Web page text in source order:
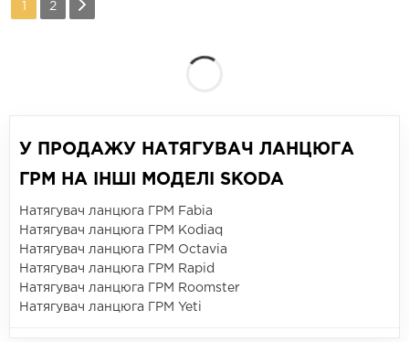
1 2
У ПРОДАЖУ НАТЯГУВАЧ ЛАНЦЮГА
ГРМ НА ІНШІ МОДЕЛІ SKODA
Натягувач ланцюга ГРМ Fabia
Натягувач ланцюга ГРМ Kodiaq
Натягувач ланцюга ГРМ Octavia
Натягувач ланцюга ГРМ Rapid
Натягувач ланцюга ГРМ Roomster
Натягувач ланцюга ГРМ Yeti